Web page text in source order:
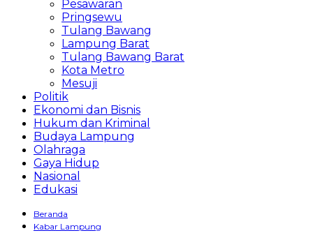
Pesawaran
Pringsewu
Tulang Bawang
Lampung Barat
Tulang Bawang Barat
Kota Metro
Mesuji
Politik
Ekonomi dan Bisnis
Hukum dan Kriminal
Budaya Lampung
Olahraga
Gaya Hidup
Nasional
Edukasi
Beranda
Kabar Lampung